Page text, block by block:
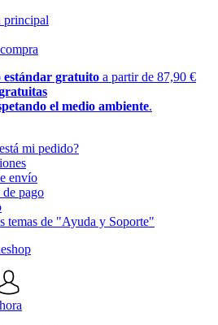
principal
estándar gratuito a partir de 87,90 €
el medio ambiente.
mi pedido?
envío
pago
temas de "Ayuda y Soporte"